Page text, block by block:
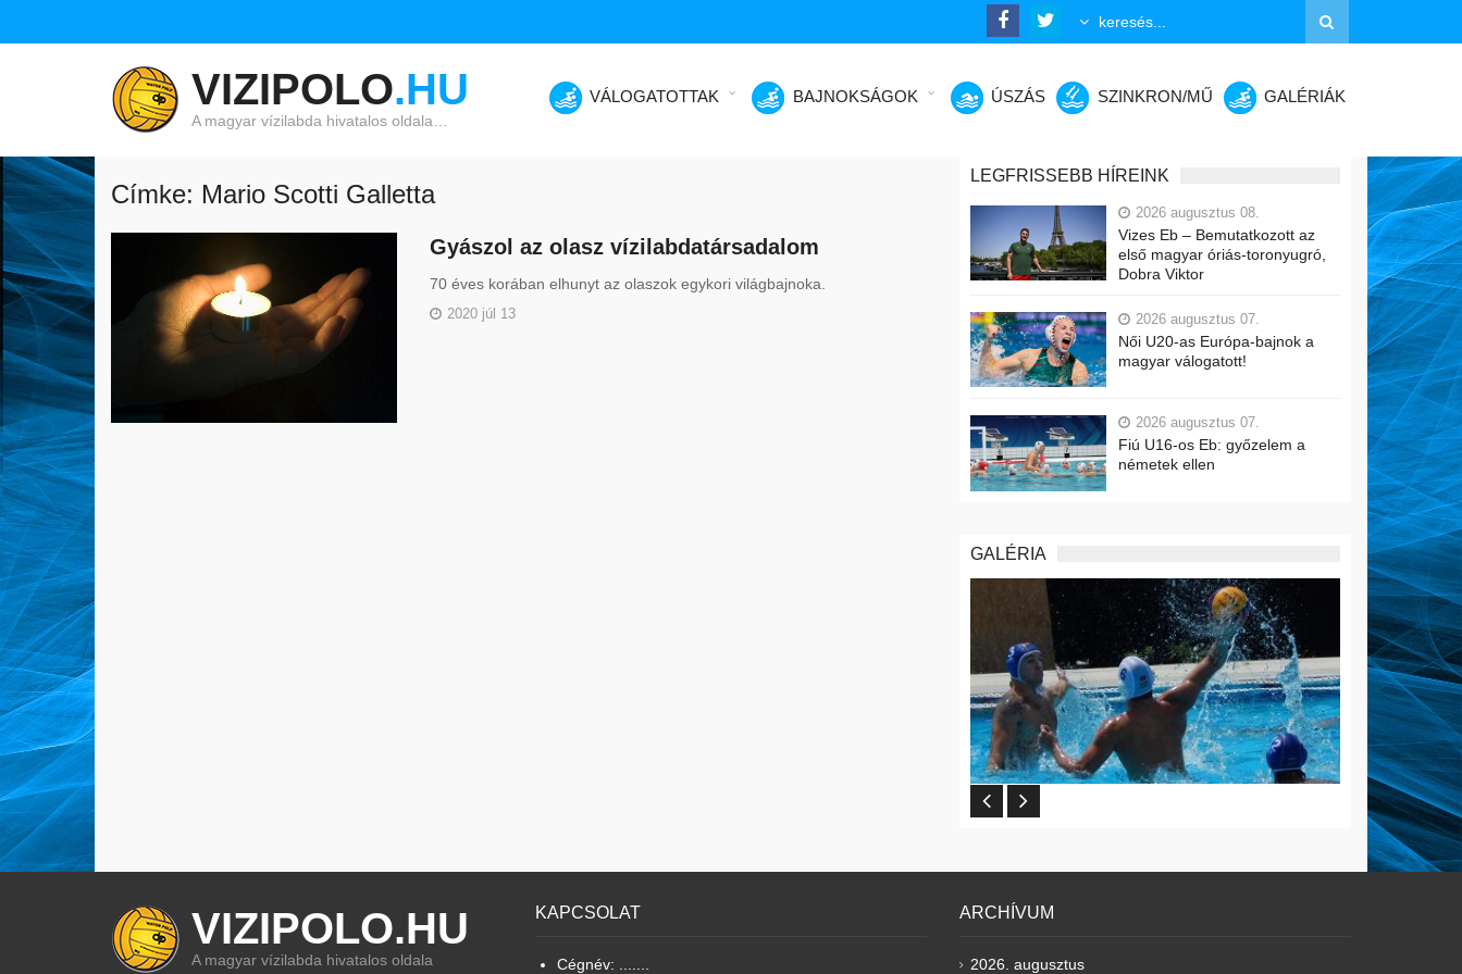
VIZIPOLO.HU
A magyar vízilabda hivatalos oldala…
VÁLOGATOTTAK BAJNOKSÁGOK ÚSZÁS SZINKRON/MŰ GALÉRIÁK
Címke: Mario Scotti Galletta
Gyászol az olasz vízilabdatársadalom
70 éves korában elhunyt az olaszok egykori világbajnoka.
2020 júl 13
LEGFRISSEBB HÍREINK
2026 augusztus 08.
Vizes Eb – Bemutatkozott az
első magyar óriás-toronyugró,
Dobra Viktor
2026 augusztus 07.
Női U20-as Európa-bajnok a
magyar válogatott!
2026 augusztus 07.
Fiú U16-os Eb: győzelem a
németek ellen
GALÉRIA
VIZIPOLO.HU
A magyar vízilabda hivatalos oldala
KAPCSOLAT
Cégnév: .......
ARCHÍVUM
2026. augusztus